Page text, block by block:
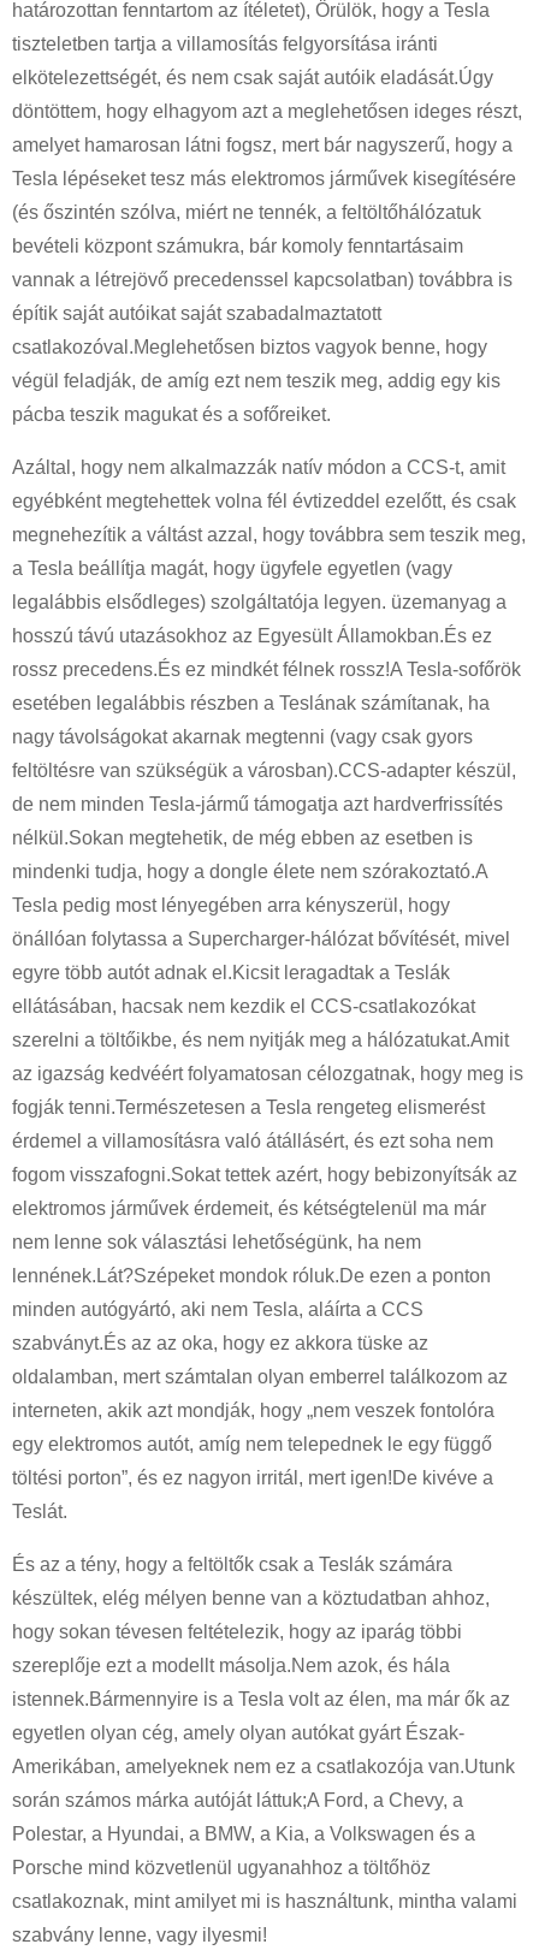
határozottan fenntartom az ítéletet), Örülök, hogy a Tesla
tiszteletben tartja a villamosítás felgyorsítása iránti
elkötelezettségét, és nem csak saját autóik eladását.Úgy
döntöttem, hogy elhagyom azt a meglehetősen ideges részt,
amelyet hamarosan látni fogsz, mert bár nagyszerű, hogy a
Tesla lépéseket tesz más elektromos járművek kisegítésére
(és őszintén szólva, miért ne tennék, a feltöltőhálózatuk
bevételi központ számukra, bár komoly fenntartásaim
vannak a létrejövő precedenssel kapcsolatban) továbbra is
építik saját autóikat saját szabadalmaztatott
csatlakozóval.Meglehetősen biztos vagyok benne, hogy
végül feladják, de amíg ezt nem teszik meg, addig egy kis
pácba teszik magukat és a sofőreiket.
Azáltal, hogy nem alkalmazzák natív módon a CCS-t, amit
egyébként megtehettek volna fél évtizeddel ezelőtt, és csak
megnehezítik a váltást azzal, hogy továbbra sem teszik meg,
a Tesla beállítja magát, hogy ügyfele egyetlen (vagy
legalábbis elsődleges) szolgáltatója legyen. üzemanyag a
hosszú távú utazásokhoz az Egyesült Államokban.És ez
rossz precedens.És ez mindkét félnek rossz!A Tesla-sofőrök
esetében legalábbis részben a Teslának számítanak, ha
nagy távolságokat akarnak megtenni (vagy csak gyors
feltöltésre van szükségük a városban).CCS-adapter készül,
de nem minden Tesla-jármű támogatja azt hardverfrissítés
nélkül.Sokan megtehetik, de még ebben az esetben is
mindenki tudja, hogy a dongle élete nem szórakoztató.A
Tesla pedig most lényegében arra kényszerül, hogy
önállóan folytassa a Supercharger-hálózat bővítését, mivel
egyre több autót adnak el.Kicsit leragadtak a Teslák
ellátásában, hacsak nem kezdik el CCS-csatlakozókat
szerelni a töltőikbe, és nem nyitják meg a hálózatukat.Amit
az igazság kedvéért folyamatosan célozgatnak, hogy meg is
fogják tenni.Természetesen a Tesla rengeteg elismerést
érdemel a villamosításra való átállásért, és ezt soha nem
fogom visszafogni.Sokat tettek azért, hogy bebizonyítsák az
elektromos járművek érdemeit, és kétségtelenül ma már
nem lenne sok választási lehetőségünk, ha nem
lennének.Lát?Szépeket mondok róluk.De ezen a ponton
minden autógyártó, aki nem Tesla, aláírta a CCS
szabványt.És az az oka, hogy ez akkora tüske az
oldalamban, mert számtalan olyan emberrel találkozom az
interneten, akik azt mondják, hogy „nem veszek fontolóra
egy elektromos autót, amíg nem telepednek le egy függő
töltési porton”, és ez nagyon irritál, mert igen!De kivéve a
Teslát.
És az a tény, hogy a feltöltők csak a Teslák számára
készültek, elég mélyen benne van a köztudatban ahhoz,
hogy sokan tévesen feltételezik, hogy az iparág többi
szereplője ezt a modellt másolja.Nem azok, és hála
istennek.Bármennyire is a Tesla volt az élen, ma már ők az
egyetlen olyan cég, amely olyan autókat gyárt Észak-
Amerikában, amelyeknek nem ez a csatlakozója van.Utunk
során számos márka autóját láttuk;A Ford, a Chevy, a
Polestar, a Hyundai, a BMW, a Kia, a Volkswagen és a
Porsche mind közvetlenül ugyanahhoz a töltőhöz
csatlakoznak, mint amilyet mi is használtunk, mintha valami
szabvány lenne, vagy ilyesmi!